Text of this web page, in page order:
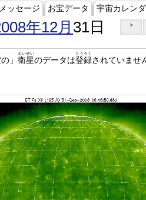
ッセージ お宝データ 宇宙カレン
年12月 31日 >
」 衛星
えいせい
のデータは登録
とうろく
されていませ